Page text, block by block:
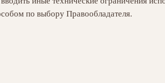
по выбору Правообладателя.